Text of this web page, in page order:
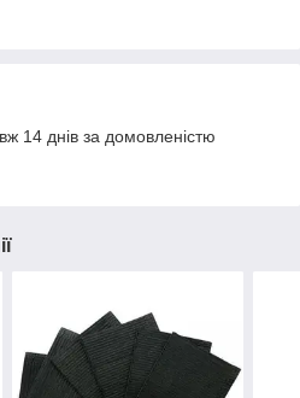
14 днів за домовленістю